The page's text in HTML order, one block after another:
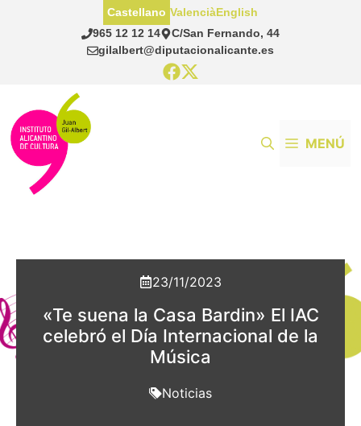
965 12 12 14
C/San Fernando, 44
gilalbert@diputacionalicante.es
Castellano ValenciàEnglish
MENÚ
23/11/2023
«Te suena la Casa Bardin» El IAC
celebró el Día Internacional de la
Música
Noticias